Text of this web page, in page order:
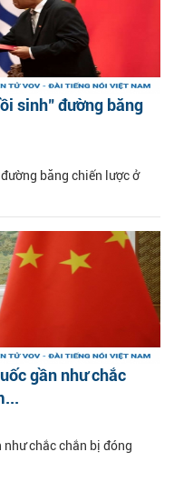
sinh" đường băng
băng chiến lược ở
gần như chắc
như chắc chắn bị đóng